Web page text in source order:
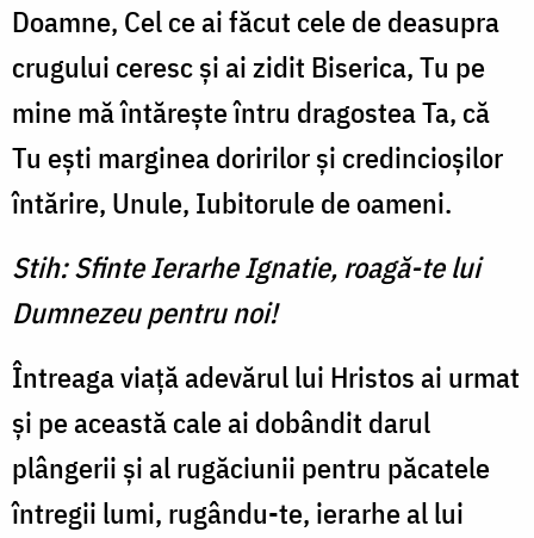
Doamne, Cel ce ai făcut cele de deasupra
crugului ceresc și ai zidit Biserica, Tu pe
mine mă întărește întru dragostea Ta, că
Tu ești marginea doririlor și credincioșilor
întărire, Unule, Iubitorule de oameni.
Stih: Sfinte Ierarhe Ignatie, roagă-te lui
Dumnezeu pentru noi!
Întreaga viață adevărul lui Hristos ai urmat
și pe această cale ai dobândit darul
plângerii și al rugăciunii pentru păcatele
întregii lumi, rugându-te, ierarhe al lui